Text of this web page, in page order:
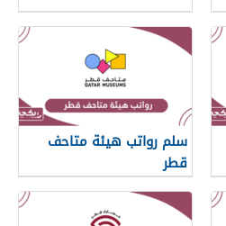
سلم رواتب هيئة متاحف
قطر